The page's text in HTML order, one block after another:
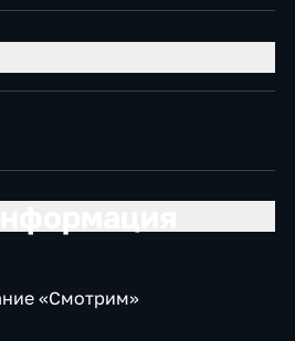
«Смотрим»